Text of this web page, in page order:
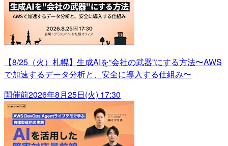
【8/25（火）札幌】生成AIを“会社の武器”にする方法〜AWS
で加速するデータ分析と、安全に導入する仕組み〜
開催前2026年8月25日(火) 17:30